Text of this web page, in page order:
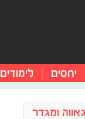
יחסים לימודים
גאווה ומגדר